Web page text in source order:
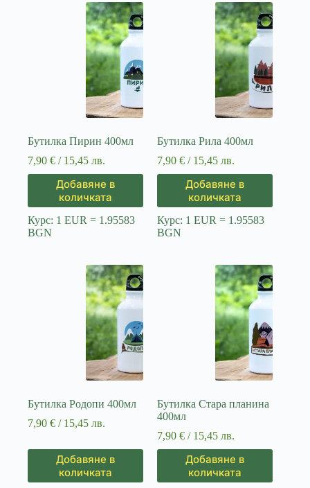
Бутилка Пирин 400мл
7,90 € / 15,45 лв.
Добавяне в
количката
Курс: 1 EUR = 1.95583
BGN
Бутилка Рила 400мл
7,90€ / 15,45 лв.
Добавяне в
количката
Курс: 1 EUR = 1.95583
BGN
Бутилка Родопи 400мл
7,90 € / 15,45 лв.
Добавяне в
количката
Бутилка Стара планина
400мл
7,90€ / 15,45 лв.
Добавяне в
количката